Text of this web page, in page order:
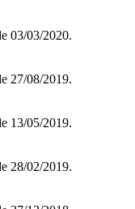
03/03/2020.
27/08/2019.
13/05/2019.
28/02/2019.